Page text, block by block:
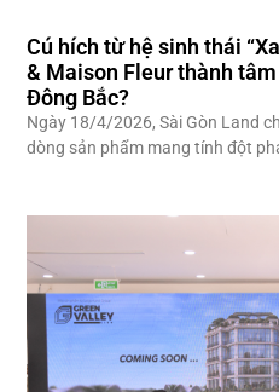
Cú hích từ hệ sinh thái
& Maison Fleur thành
Đông Bắc?
Ngày 18/4/2026, Sài Gòn Land
dòng sản phẩm mang tính đột